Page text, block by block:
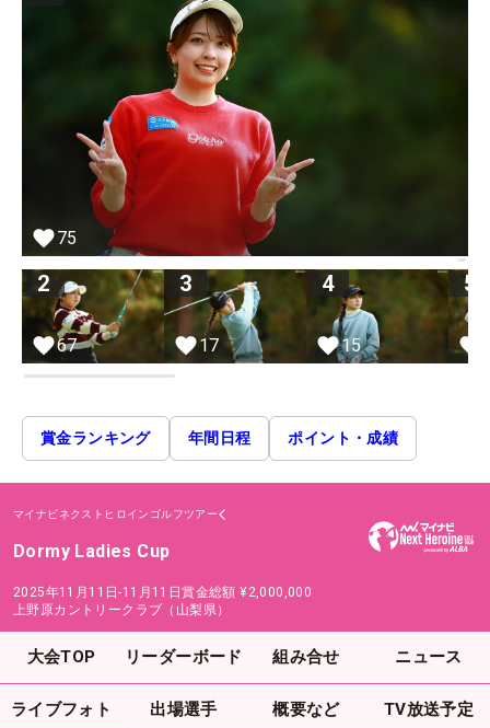
75
2
67
3
17
4
15
5
賞金ランキング 年間日程 ポイント・成績
マイナビネクストヒロインゴルフツアー
Dormy Ladies Cup
2025年11月11日-11月11日賞金総額 ¥2,000,000
上野原カントリークラブ（山梨県）
大会TOP リーダーボード 組み合せ ニュース
ライブフォト 出場選手 概要など TV放送予定